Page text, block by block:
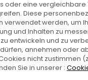
oder eine
Diese
werden, um
und Inhalten zu
entwickeln und zu
annehmen oder
nicht zustimmen
Sie in unserer :